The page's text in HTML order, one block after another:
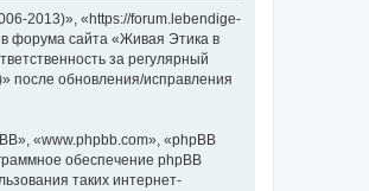
2013)», «https://forum.lebendige-
форума сайта «Живая Этика в
за регулярный
после обновления/исправления
«www.phpbb.com», «phpBB
обеспечение phpBB
таких интернет-